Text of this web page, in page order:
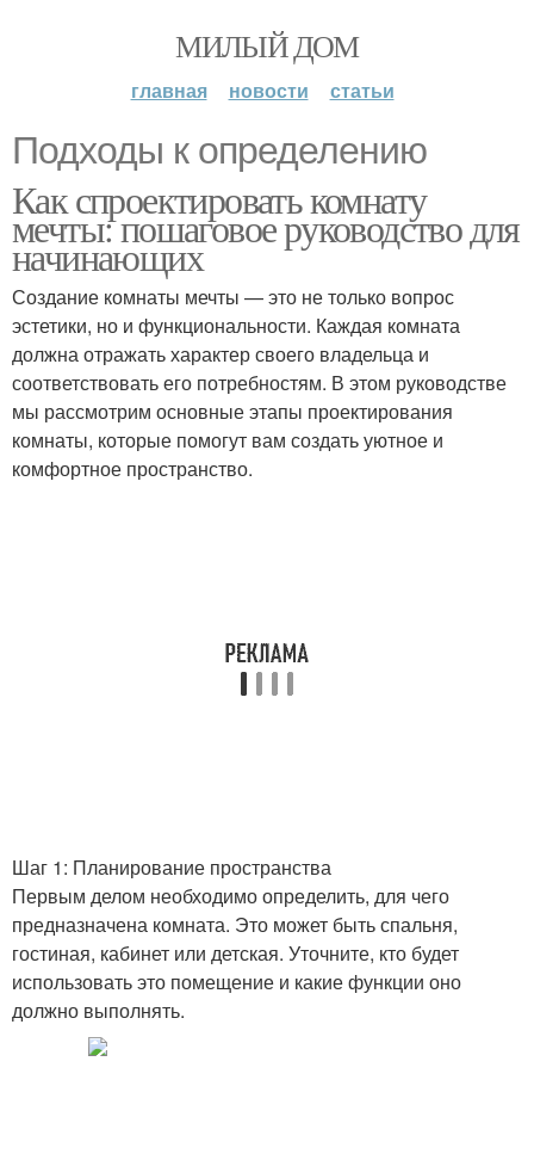
МИЛЫЙ ДОМ
главная новости статьи
Подходы к определению
Как спроектировать комнату
мечты: пошаговое руководство для
начинающих
Создание комнаты мечты — это не только вопрос
эстетики, но и функциональности. Каждая комната
должна отражать характер своего владельца и
соответствовать его потребностям. В этом руководстве
мы рассмотрим основные этапы проектирования
комнаты, которые помогут вам создать уютное и
комфортное пространство.
Шаг 1: Планирование пространства
Первым делом необходимо определить, для чего
предназначена комната. Это может быть спальня,
гостиная, кабинет или детская. Уточните, кто будет
использовать это помещение и какие функции оно
должно выполнять.